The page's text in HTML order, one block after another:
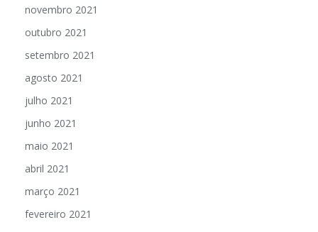
novembro 2021
outubro 2021
setembro 2021
agosto 2021
julho 2021
junho 2021
maio 2021
abril 2021
março 2021
fevereiro 2021